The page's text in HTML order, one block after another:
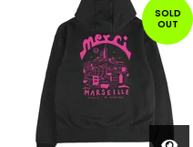
SOLD
OUT